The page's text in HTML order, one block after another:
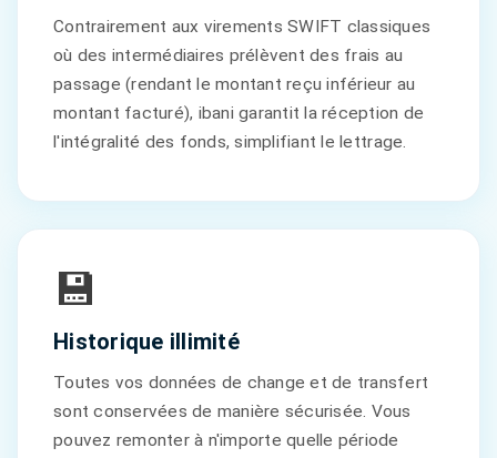
Contrairement aux virements SWIFT classiques
où des intermédiaires prélèvent des frais au
passage (rendant le montant reçu inférieur au
montant facturé), ibani garantit la réception de
l'intégralité des fonds, simplifiant le lettrage.
💾
Historique illimité
Toutes vos données de change et de transfert
sont conservées de manière sécurisée. Vous
pouvez remonter à n'importe quelle période